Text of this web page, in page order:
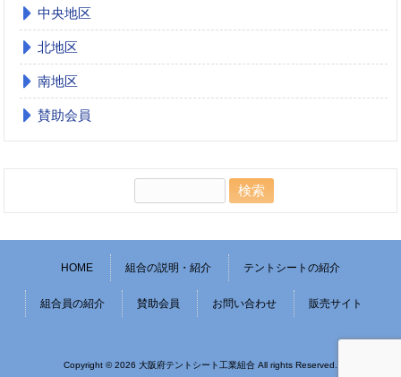
中央地区
北地区
南地区
賛助会員
HOME 組合の説明・紹介 テントシートの紹介
組合員の紹介 賛助会員 お問い合わせ 販売サイト
Copyright © 2026 大阪府テントシート工業組合 All rights Reserved.